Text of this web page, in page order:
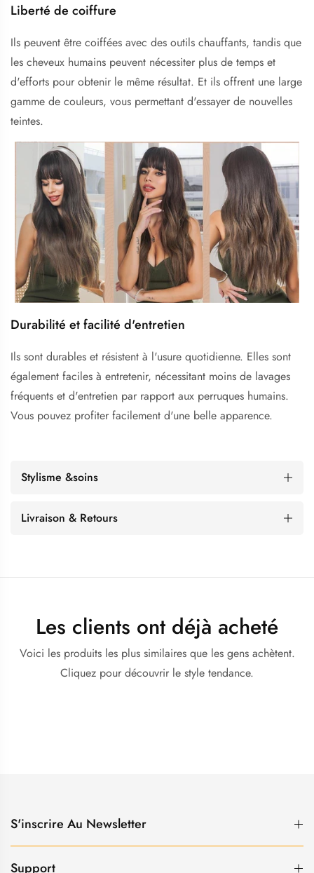
Liberté de coiffure
Ils peuvent être coiffées avec des outils chauffants, tandis que
les cheveux humains peuvent nécessiter plus de temps et
d'efforts pour obtenir le même résultat. Et ils offrent une large
gamme de couleurs, vous permettant d'essayer de nouvelles
teintes.
Durabilité et facilité d'entretien
Ils sont durables et résistent à l'usure quotidienne. Elles sont
également faciles à entretenir, nécessitant moins de lavages
fréquents et d'entretien par rapport aux perruques humains.
Vous pouvez profiter facilement d'une belle apparence.
Stylisme &soins
Livraison & Retours
Les clients ont déjà acheté
Voici les produits les plus similaires que les gens achètent.
Cliquez pour découvrir le style tendance.
S'inscrire Au Newsletter
Support